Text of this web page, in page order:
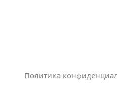
Политика